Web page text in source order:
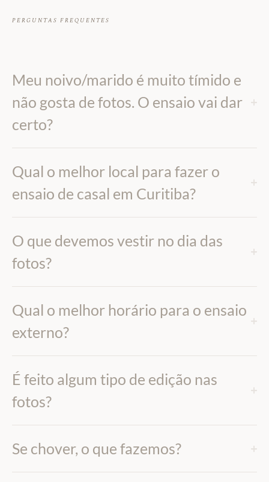
PERGUNTAS FREQUENTES
Meu noivo/marido é muito tímido e
não gosta de fotos. O ensaio vai dar
certo?
Qual o melhor local para fazer o
ensaio de casal em Curitiba?
O que devemos vestir no dia das
fotos?
Qual o melhor horário para o ensaio
externo?
É feito algum tipo de edição nas
fotos?
Se chover, o que fazemos?